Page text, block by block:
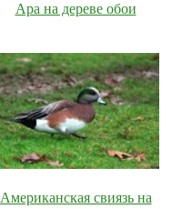
Ара на дереве обои
Американская свиязь на